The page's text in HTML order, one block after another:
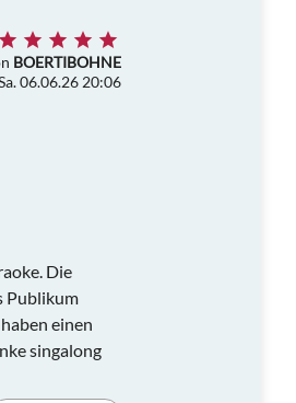
BOERTIBOHNE
06.06.26 20:06
Die
Publikum
einen
singalong